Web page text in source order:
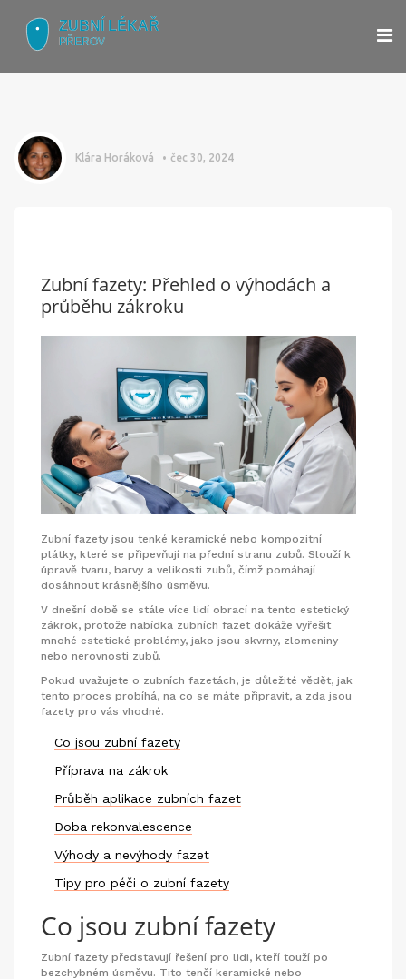
Klára Horáková čec 30, 2024
Zubní fazety: Přehled o výhodách a
průběhu zákroku
Zubní fazety jsou tenké keramické nebo kompozitní
plátky, které se připevňují na přední stranu zubů. Slouží k
úpravě tvaru, barvy a velikosti zubů, čímž pomáhají
dosáhnout krásnějšího úsměvu.
V dnešní době se stále více lidí obrací na tento estetický
zákrok, protože nabídka zubních fazet dokáže vyřešit
mnohé estetické problémy, jako jsou skvrny, zlomeniny
nebo nerovnosti zubů.
Pokud uvažujete o zubních fazetách, je důležité vědět, jak
tento proces probíhá, na co se máte připravit, a zda jsou
fazety pro vás vhodné.
Co jsou zubní fazety
Příprava na zákrok
Průběh aplikace zubních fazet
Doba rekonvalescence
Výhody a nevýhody fazet
Tipy pro péči o zubní fazety
Co jsou zubní fazety
Zubní fazety představují řešení pro lidi, kteří touží po
bezchybném úsměvu. Tito tenčí keramické nebo